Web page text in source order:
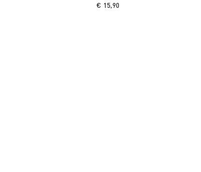
€ 15,90